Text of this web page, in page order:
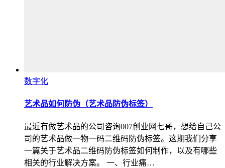
数字化
艺术品如何防伪（艺术品防伪标签）
最近有做艺术品的公司咨询007创业网七哥，想给自己公
司的艺术品做一物一码二维码防伪标签。这期我们分享
一篇关于艺术品二维码防伪标签如何制作，以及有哪些
相关的行业解决方案。 一、行业痛…